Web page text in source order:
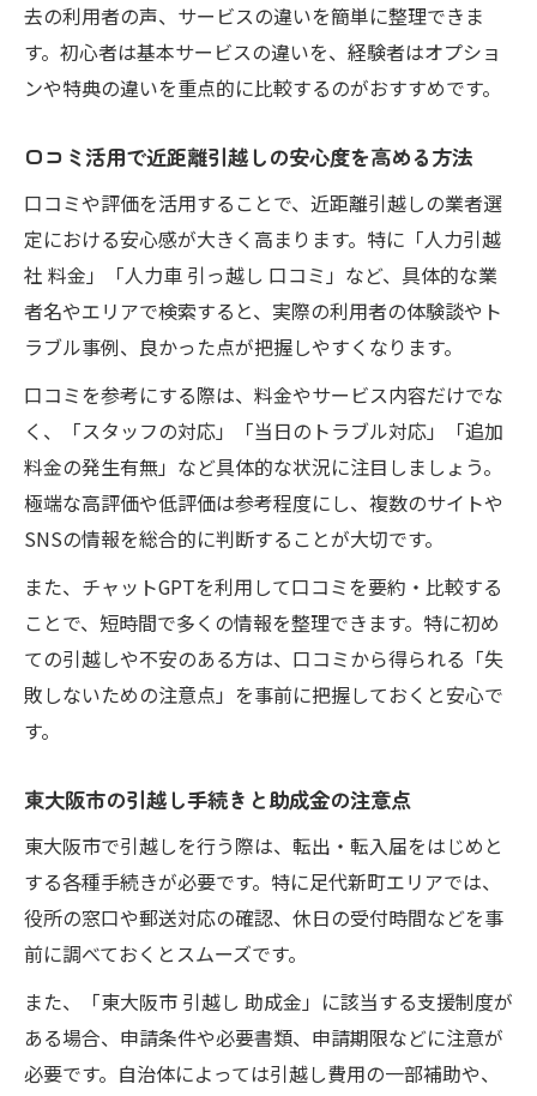
東大阪市の引越し手続きと事前確認リスト
近距離引越しで忘れがちな準備項目まとめ
荷物量に応じた近距離引越しプランニング
去の利用者の声、サービスの違いを簡単に整理できま
す。初心者は基本サービスの違いを、経験者はオプショ
ンや特典の違いを重点的に比較するのがおすすめです。
口コミ活用で近距離引越しの安心度を高める方法
口コミや評価を活用することで、近距離引越しの業者選
定における安心感が大きく高まります。特に「人力引越
社 料金」「人力車 引っ越し 口コミ」など、具体的な業
者名やエリアで検索すると、実際の利用者の体験談やト
ラブル事例、良かった点が把握しやすくなります。
口コミを参考にする際は、料金やサービス内容だけでな
く、「スタッフの対応」「当日のトラブル対応」「追加
料金の発生有無」など具体的な状況に注目しましょう。
極端な高評価や低評価は参考程度にし、複数のサイトや
SNSの情報を総合的に判断することが大切です。
また、チャットGPTを利用して口コミを要約・比較する
ことで、短時間で多くの情報を整理できます。特に初め
ての引越しや不安のある方は、口コミから得られる「失
敗しないための注意点」を事前に把握しておくと安心で
す。
東大阪市の引越し手続きと助成金の注意点
東大阪市で引越しを行う際は、転出・転入届をはじめと
する各種手続きが必要です。特に足代新町エリアでは、
役所の窓口や郵送対応の確認、休日の受付時間などを事
前に調べておくとスムーズです。
また、「東大阪市 引越し 助成金」に該当する支援制度が
ある場合、申請条件や必要書類、申請期限などに注意が
必要です。自治体によっては引越し費用の一部補助や、